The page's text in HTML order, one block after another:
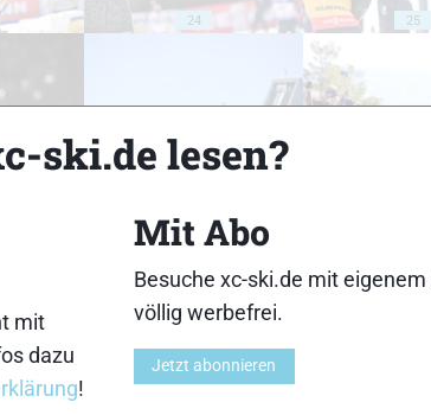
24 25
34
ski.de lesen?
mit
dazu
!
Mit Abo
Besuche xc-ski.de mit
völlig werbefrei.
Jetzt abonnieren